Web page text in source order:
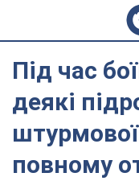
Під час
деякі
повному